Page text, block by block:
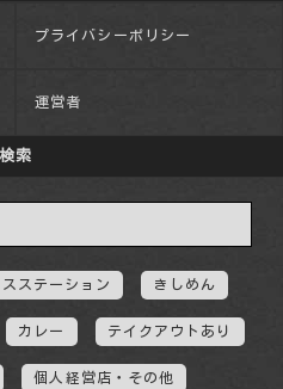
プライバシーポリシー
運営者
検索
ステーション きしめん
カレー テイクアウトあり
個人経営店・その他